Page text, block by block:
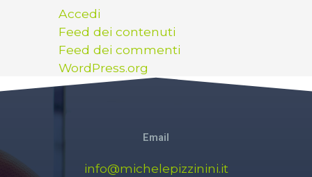
Accedi
Feed dei contenuti
Feed dei commenti
WordPress.org
Email
info@michelepizzinini.it